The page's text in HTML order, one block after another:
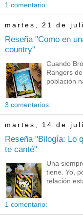
1 comentario:
martes, 21 de
Reseña "Como en
country"
Cuando
Rangers
población
3 comentarios:
martes, 14 de
Reseña "Bilogía: Lo
te canté"
Una
tiene. Yo,
relación
1 comentario: